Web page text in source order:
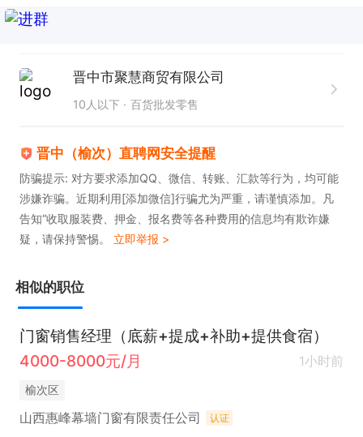
晋中市聚慧商贸有限公司
10人以下 百货批发零售
晋中（榆次）直聘网安全提醒
防骗提示: 对方要求添加QQ、微信、转账、汇款等行为，均可能
涉嫌诈骗。近期利用[添加微信]行骗尤为严重，请谨慎添加。凡
告知“收取服装费、押金、报名费等各种费用的信息均有欺诈嫌
疑，请保持警惕。 立即举报 >
相似的职位
门窗销售经理（底薪+提成+补助+提供食宿）
4000-8000元/月
1小时前
榆次区
山西惠峰幕墙门窗有限责任公司 认证